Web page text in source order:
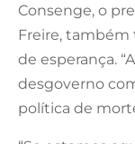
Consenge, o
Freire, também
de esperança.
desgoverno
política de